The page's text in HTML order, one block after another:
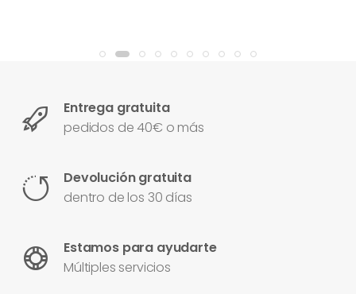
Entrega gratuita
pedidos de 40€ o más
Devolución gratuita
dentro de los 30 días
Estamos para ayudarte
Múltiples servicios